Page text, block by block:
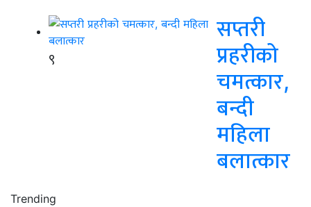
९
सप्तरी
प्रहरीको
चमत्कार,
बन्दी
महिला
बलात्कार
Trending